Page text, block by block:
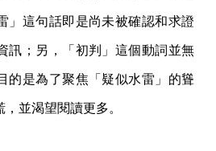
」這句話即是尚未被確認和求證
訊；另，「初判」這個動詞並無
的是為了聚焦「疑似水雷」的聳
並渴望閱讀更多。